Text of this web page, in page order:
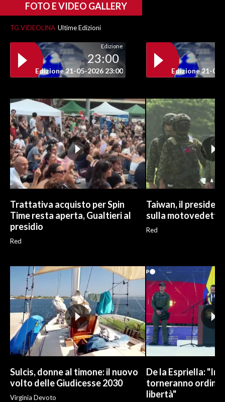
ABBONATI
ANNUNCI
NECROLOGI
PUBBLICITÀ
SPIAGGE
FOTO E VIDEO GALLERY
TG VIDEOLINA Ultime Edizioni
Edizione
23:00
Edizione 21-05-2026 23:00 Edizione 21-05-
Trattativa acquisto per Spin
Time resta aperta, Gualtieri al
presidio
Red
Taiwan, il
sulla motovedetta
Red
Sulcis, donne al timone: il nuovo
volto delle Giudicesse 2030
Virginia Devoto
De la Espriella: "In
torneranno
libertà"